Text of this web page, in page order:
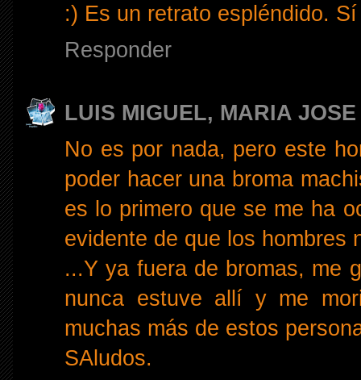
:) Es un retrato espléndido.
Responder
LUIS MIGUEL, MARIA JOSE
No es por nada, pero este
poder hacer una broma
es lo primero que se me ha
evidente de que los hombres
...Y ya fuera de bromas, me
nunca estuve allí y me
muchas más de estos
SAludos.